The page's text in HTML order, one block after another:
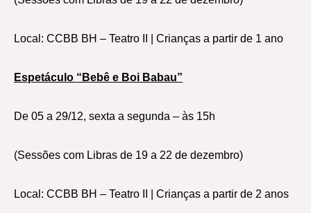
Local: CCBB BH – Teatro II | Crianças a partir de 1 ano
Espetáculo “Bebê e Boi Babau”
De 05 a 29/12, sexta a segunda – às 15h
(Sessões com Libras de 19 a 22 de dezembro)
Local: CCBB BH – Teatro II | Crianças a partir de 2 anos